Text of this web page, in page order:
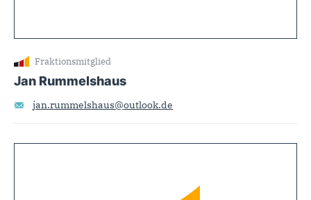
Fraktionsmitglied
Jan Rummelshaus
jan.rummelshaus@outlook.de